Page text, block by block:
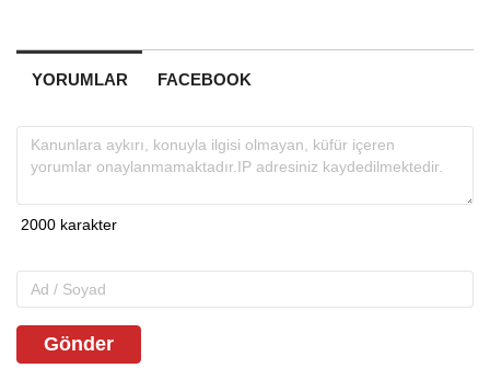
YORUMLAR FACEBOOK
Gönder